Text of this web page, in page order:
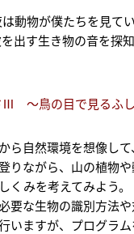
動物が僕たちを見て
出す生き物の音を探
～鳥の目で見るふ
ら自然環境を想像し
りながら、山の植物
くみを考えてみよう。
要な生物の識別方法や
いますが、プログラム